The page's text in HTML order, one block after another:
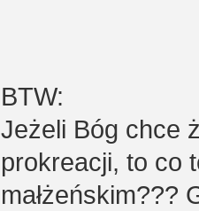
BTW:
Jeżeli Bóg chce
prokreacji, to co
małżeńskim???